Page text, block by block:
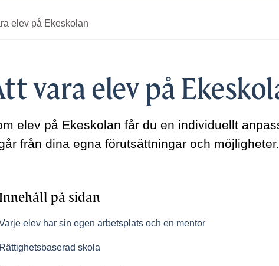
elev på Ekeskolan
till Om specialskolan
till Sök till specialskola
till Sök till Rh-anpassad utbildning
till Birgittaskolan
vara elev på
elev på Ekeskolan får du en individuellt
från dina egna förutsättningar och möjligheter.
Innehåll på sidan
elev har sin egen arbetsplats och en mentor
Rättighetsbaserad skola